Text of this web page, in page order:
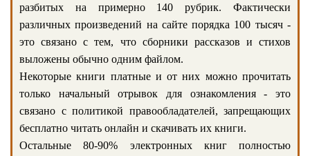
разбитых на примерно 140 рубрик. Фактически
различных произведений на сайте порядка 100 тысяч -
это связано с тем, что сборники рассказов и стихов
выложены обычно одним файлом.
Некоторые книги платные и от них можно прочитать
только начальный отрывок для ознакомления - это
связано с политикой правообладателей, запрещающих
бесплатно читать онлайн и скачивать их книги.
Остальные 80-90% электронных книг полностью